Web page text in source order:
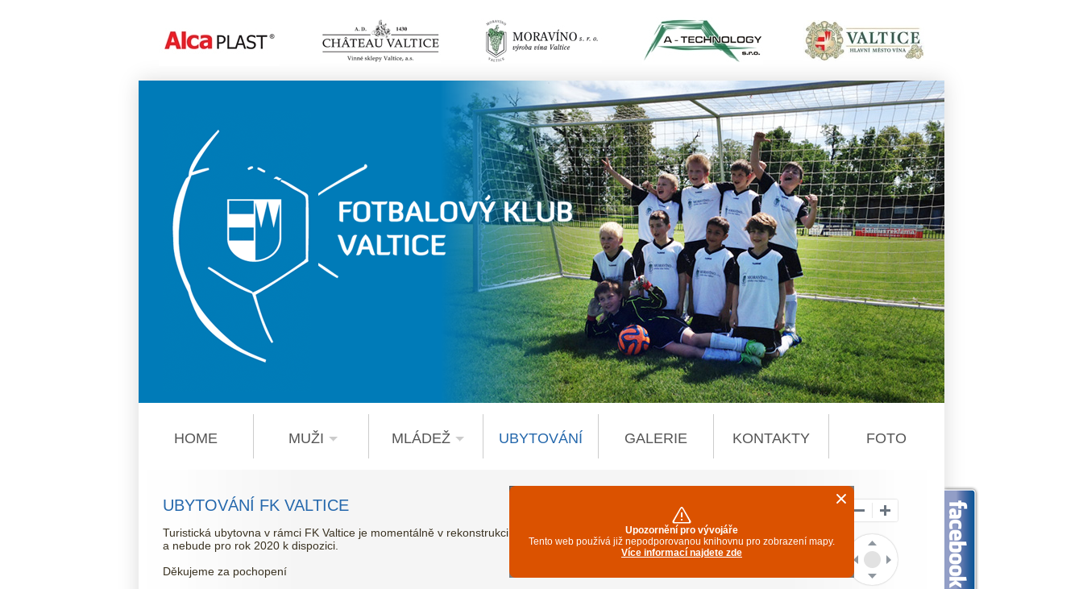
HOME MUŽI MLÁDEŽ UBYTOVÁNÍ GALERIE KONTAKTY FOTO
UBYTOVÁNÍ FK VALTICE
Turistická ubytovna v rámci FK Valtice je momentálně v rekonstrukci
a nebude pro rok 2020 k dispozici.
Děkujeme za pochopení